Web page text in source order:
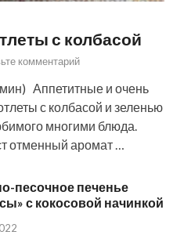
с колбасой
комментарий
Аппетитные и очень
с колбасой и зеленью
многими блюда.
отменный аромат …
песочное печенье
с кокосовой начинкой